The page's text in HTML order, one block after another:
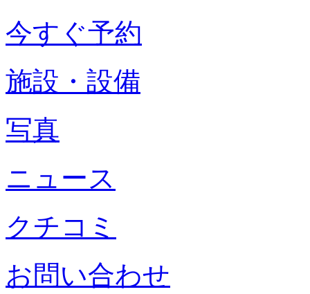
今すぐ予約
施設・設備
写真
ニュース
クチコミ
お問い合わせ